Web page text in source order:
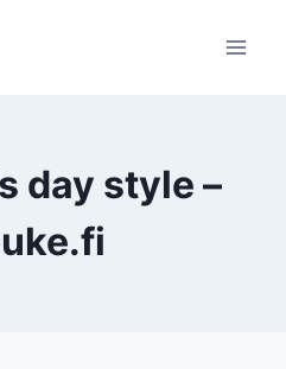
day style –